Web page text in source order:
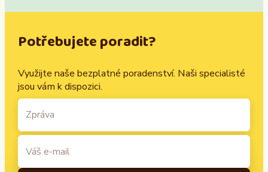
Potřebujete poradit?
Využijte naše bezplatné poradenství. Naši specialisté
jsou vám k dispozici.